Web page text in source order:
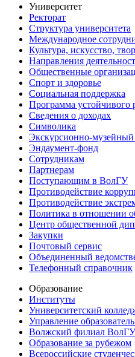
Университет
Ректорат
Структура университета
Международное
Культура, искусство,
Направления
Общественные
Спорт и здоровье
Социальная поддержка
Программа устойчивого
Сведения о доходах
Символика
Экскурсионно-музейный
Эндаумент-фонд
Сотрудникам
Партнерам
Поступающим в ВолГУ
Противодействие
Противодействие
Политика в отношении
Центр общественной
Закупки
Почтовый сервис
Объединенный
Телефонный справочник
Образование
Институты
Университетский
Управление
Волжский филиал ВолГУ
Образование за рубежом
Всероссийские